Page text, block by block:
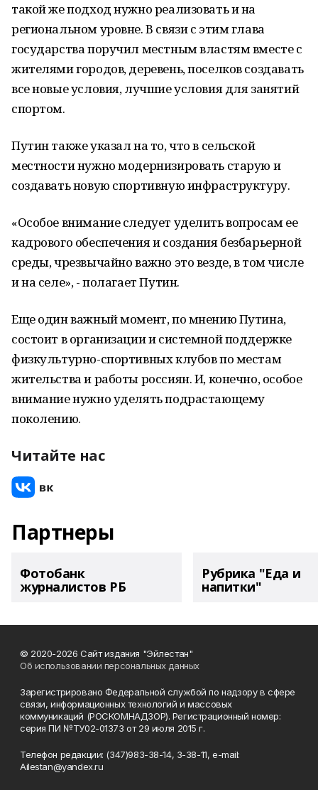
такой же подход нужно реализовать и на
региональном уровне. В связи с этим глава
государства поручил местным властям вместе с
жителями городов, деревень, поселков создавать
все новые условия, лучшие условия для занятий
спортом.
Путин также указал на то, что в сельской
местности нужно модернизировать старую и
создавать новую спортивную инфраструктуру.
«Особое внимание следует уделить вопросам ее
кадрового обеспечения и создания безбарьерной
среды, чрезвычайно важно это везде, в том числе
и на селе», - полагает Путин.
Еще один важный момент, по мнению Путина,
состоит в организации и системной поддержке
физкультурно-спортивных клубов по местам
жительства и работы россиян. И, конечно, особое
внимание нужно уделять подрастающему
поколению.
Читайте нас
Партнеры
Фотобанк
журналистов РБ
Рубрика "Еда и
напитки"
© 2020-2026 Сайт издания "Эйлестан"
Об использовании персональных данных
Зарегистрировано Федеральной службой по надзору в сфере
связи, информационных технологий и массовых
коммуникаций (РОСКОМНАДЗОР). Регистрационный номер:
серия ПИ №ТУ02-01373 от 29 июля 2015 г.
Телефон редакции: (347)983-38-14, 3-38-11, e-mail:
Ailestan@yandex.ru